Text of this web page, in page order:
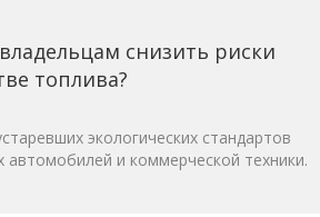
снизить риски
топлива?
экологических стандартов
и коммерческой техники.